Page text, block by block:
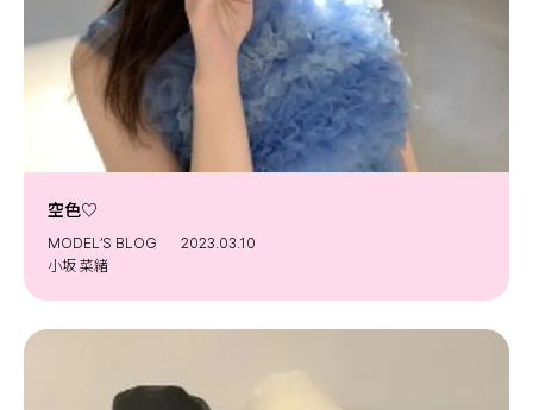
空色♡
MODEL’S BLOG
2023.03.10
小坂 菜緒